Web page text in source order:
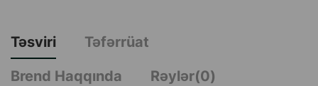
Təsviri
Təfərrüat
Brend Haqqında
Rəylər(0)